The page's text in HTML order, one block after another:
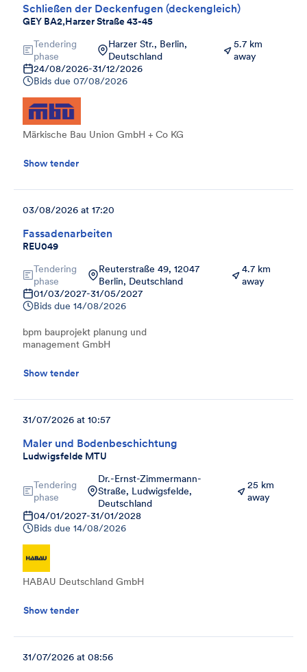
Schließen der Deckenfugen (deckengleich)
GEY BA2,Harzer Straße 43-45
Tendering
phase
Harzer Str., Berlin,
Deutschland
5.7 km
away
24/08/2026-31/12/2026
Bids due 07/08/2026
Märkische Bau Union GmbH + Co KG
Show tender
Fassadenarbeiten
REU049
03/08/2026 at 17:20
Tendering
phase
Reuterstraße 49, 12047
Berlin, Deutschland
4.7 km
away
01/03/2027-31/05/2027
Bids due 14/08/2026
bpm bauprojekt planung und
management GmbH
Show tender
Maler und Bodenbeschichtung
Ludwigsfelde MTU
31/07/2026 at 10:57
Tendering
phase
Dr.-Ernst-Zimmermann-
Straße, Ludwigsfelde,
Deutschland
25 km
away
04/01/2027-31/01/2028
Bids due 14/08/2026
HABAU Deutschland GmbH
Show tender
31/07/2026 at 08:56